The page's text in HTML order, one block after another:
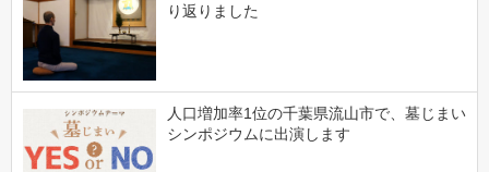
り返りました
人口増加率1位の千葉県流山市で、墓じまい
シンポジウムに出演します